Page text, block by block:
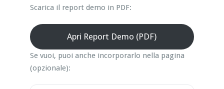
Scarica il report demo in PDF:
Apri Report Demo (PDF)
Se vuoi, puoi anche incorporarlo nella pagina
(opzionale):